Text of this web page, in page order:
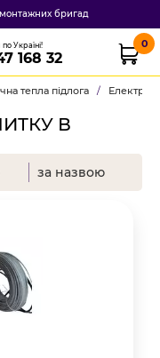
монтажних бригад
Україні!
168 32
0
тепла підлога /
В
за назвою